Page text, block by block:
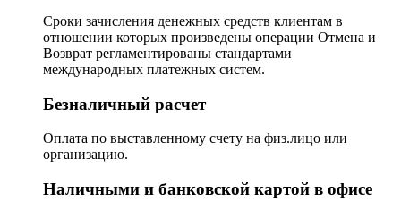
Сроки зачисления денежных средств клиентам в
отношении которых произведены операции Отмена и
Возврат регламентированы стандартами
международных платежных систем.
Безналичный расчет
Оплата по выставленному счету на физ.лицо или
организацию.
Наличными и банковской картой в офисе